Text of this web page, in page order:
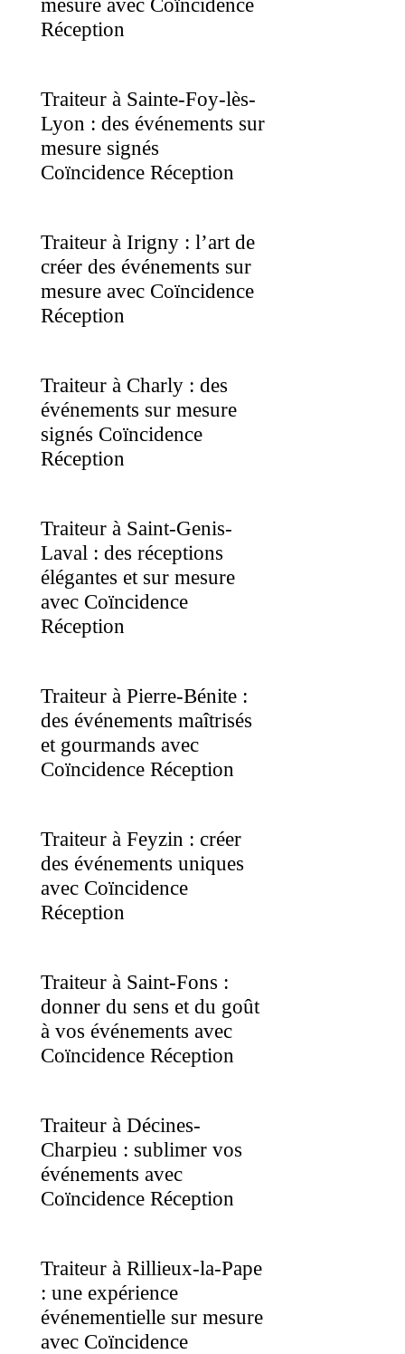
mesure avec Coïncidence
Réception
Traiteur à Sainte-Foy-lès-
Lyon : des événements sur
mesure signés
Coïncidence Réception
Traiteur à Irigny : l’art de
créer des événements sur
mesure avec Coïncidence
Réception
Traiteur à Charly : des
événements sur mesure
signés Coïncidence
Réception
Traiteur à Saint-Genis-
Laval : des réceptions
élégantes et sur mesure
avec Coïncidence
Réception
Traiteur à Pierre-Bénite :
des événements maîtrisés
et gourmands avec
Coïncidence Réception
Traiteur à Feyzin : créer
des événements uniques
avec Coïncidence
Réception
Traiteur à Saint-Fons :
donner du sens et du goût
à vos événements avec
Coïncidence Réception
Traiteur à Décines-
Charpieu : sublimer vos
événements avec
Coïncidence Réception
Traiteur à Rillieux-la-Pape
: une expérience
événementielle sur mesure
avec Coïncidence